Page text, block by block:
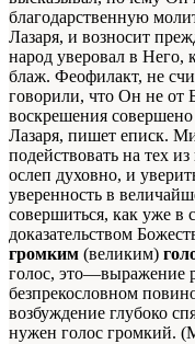
благодарственную
Лазаря, и возносит
народ уверовал в Него,
блаж. Феофилакт, не
говорили, что Он не от
воскрешения
Лазаря, пишет еписк.
подействовать на тех
ослеп духовно, и
уверенность в
совершиться, как уже
доказательством
громким (великим)
голос, это—выражение
безпрекословном
возбуждение глубоко
нужен голос громкий.